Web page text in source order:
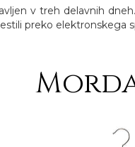
v treh delavnih
preko elektronskega